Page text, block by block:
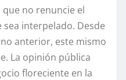
que no renuncie el
sea interpelado. Desde
anterior, este mismo
La opinión pública
floreciente en la